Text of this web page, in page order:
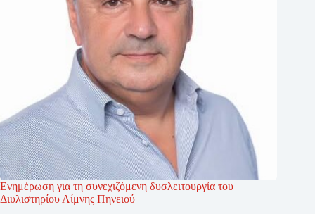
Ενημέρωση για τη συνεχιζόμενη δυσλειτουργία του
Διυλιστηρίου Λίμνης Πηνειού